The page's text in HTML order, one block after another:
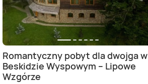
Romantyczny pobyt dla dwojga w
Beskidzie Wyspowym – Lipowe
Wzgórze